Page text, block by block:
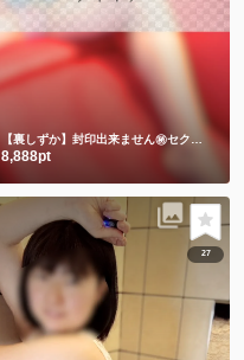
8,888pt
27